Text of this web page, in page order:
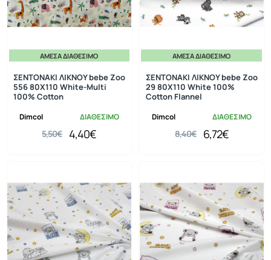
ΆΜΕΣΑ ΔΙΑΘΈΣΙΜΟ
Dimcol ΔΙΑΘΕΣΙΜΟ
ΣΕΝΤΟΝΑΚΙ ΛΙΚΝΟΥ bebe Zoo
556 80X110 White-Multi
100% Cotton
4,40€
5,50€
ΆΜΕΣΑ ΔΙΑΘΈΣΙΜΟ
Dimcol ΔΙΑΘΕΣΙΜΟ
ΣΕΝΤΟΝΑΚΙ ΛΙΚΝΟΥ bebe Zoo
29 80X110 White 100%
Cotton Flannel
6,72€
8,40€